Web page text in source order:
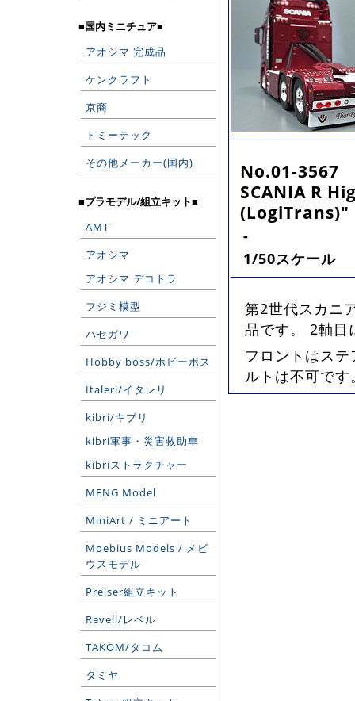
■国内ミニチュア■
アオシマ 完成品
ケンクラフト
京商
トミーテック
その他メーカー(国内)
■プラモデル/組立キット■
AMT
アオシマ
アオシマ デコトラ
フジミ模型
ハセガワ
Hobby boss/ホビーボス
Italeri/イタレリ
kibri/キブリ
kibri軍事・災害救助車
kibriストラクチャー
MENG Model
MiniArt / ミニアート
Moebius Models / メビ
ウスモデル
Preiser組立キット
Revell/レベル
TAKOM/タコム
タミヤ
No.01-3567
SCANIA R
(LogiTrans)"
-
1/50スケール
第2世代スカニ
品です。 2軸目
フロントはス
ルトは不可です